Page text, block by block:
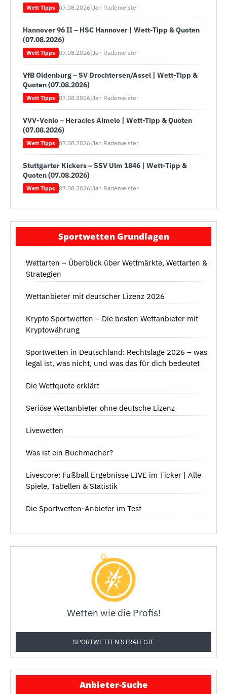
Wett Tipps 07.08.2026|Jan Rademeister
Hannover 96 II – HSC Hannover | Wett-Tipp & Quoten
(07.08.2026)
Wett Tipps 07.08.2026|Jan Rademeister
VfB Oldenburg – SV Drochtersen/Assel | Wett-Tipp &
Quoten (07.08.2026)
Wett Tipps 07.08.2026|Jan Rademeister
VVV-Venlo – Heracles Almelo | Wett-Tipp & Quoten
(07.08.2026)
Wett Tipps 07.08.2026|Jan Rademeister
Stuttgarter Kickers – SSV Ulm 1846 | Wett-Tipp &
Quoten (07.08.2026)
Wett Tipps 07.08.2026|Jan Rademeister
Sportwetten Grundlagen
Wettarten – Überblick über Wettmärkte, Wettarten &
Strategien
Wettanbieter mit deutscher Lizenz 2026
Krypto Sportwetten – Die besten Wettanbieter mit
Kryptowährung
Sportwetten in Deutschland: Rechtslage 2026 – was
legal ist, was nicht, und was das für dich bedeutet
Die Wettquote erklärt
Seriöse Wettanbieter ohne deutsche Lizenz
Livewetten
Was ist ein Buchmacher?
Livescore: Fußball Ergebnisse LIVE im Ticker | Alle
Spiele, Tabellen & Statistik
Die Sportwetten-Anbieter im Test
Wetten wie die Profis!
SPORTWETTEN STRATEGIE
Anbieter-Suche